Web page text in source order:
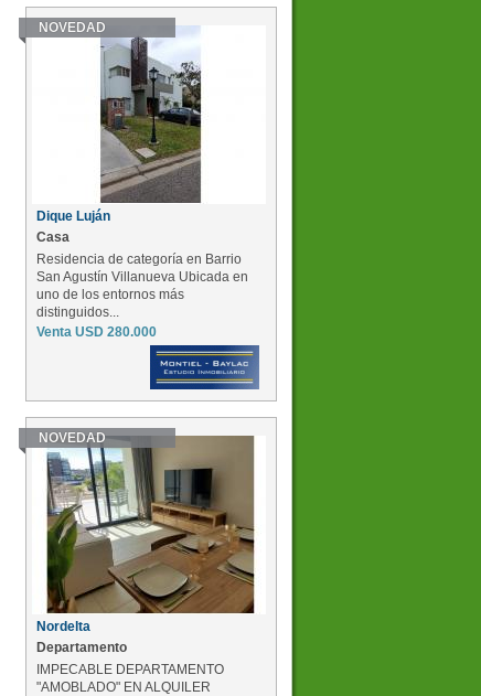
NOVEDAD
Dique Luján
Casa
Residencia de categoría en Barrio
San Agustín Villanueva Ubicada en
uno de los entornos más
distinguidos...
Venta USD 280.000
NOVEDAD
Nordelta
Departamento
IMPECABLE DEPARTAMENTO
"AMOBLADO" EN ALQUILER